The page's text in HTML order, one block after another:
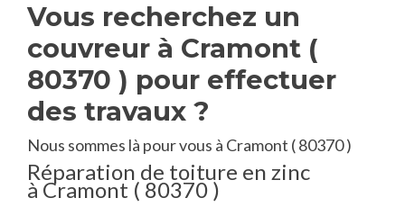
Vous recherchez un
couvreur à Cramont (
80370 ) pour effectuer
des travaux ?
Nous sommes là pour vous à Cramont ( 80370 )
Réparation de toiture en zinc
à Cramont ( 80370 )